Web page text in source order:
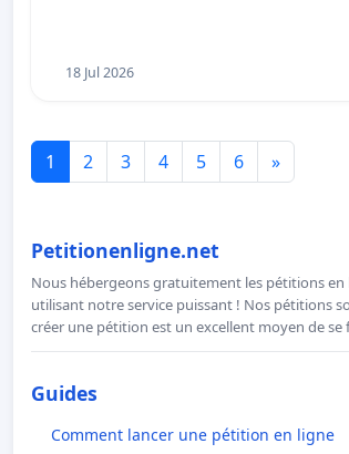
18 Jul 2026
1 2 3 4 5 6 »
Petitionenligne.net
Nous hébergeons gratuitement les pétitions
utilisant notre service puissant ! Nos pétitions
créer une pétition est un excellent moyen de
Guides
Comment lancer une pétition en ligne